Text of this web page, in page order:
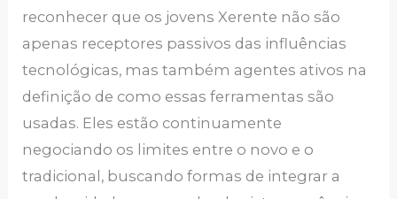
reconhecer que os jovens Xerente não são
apenas receptores passivos das influências
tecnológicas, mas também agentes ativos na
definição de como essas ferramentas são
usadas. Eles estão continuamente
negociando os limites entre o novo e o
tradicional, buscando formas de integrar a